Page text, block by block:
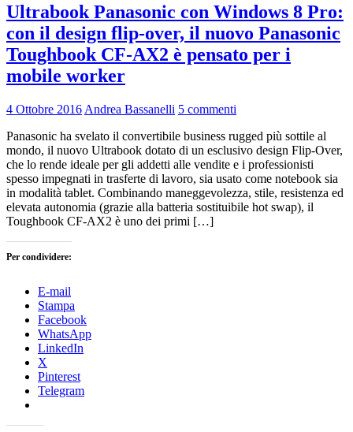
Ultrabook Panasonic con Windows 8 Pro:
con il design flip-over, il nuovo Panasonic
Toughbook CF-AX2 è pensato per i
mobile worker
4 Ottobre 2016 Andrea Bassanelli 5 commenti
Panasonic ha svelato il convertibile business rugged più sottile al
mondo, il nuovo Ultrabook dotato di un esclusivo design Flip-Over,
che lo rende ideale per gli addetti alle vendite e i professionisti
spesso impegnati in trasferte di lavoro, sia usato come notebook sia
in modalità tablet. Combinando maneggevolezza, stile, resistenza ed
elevata autonomia (grazie alla batteria sostituibile hot swap), il
Toughbook CF-AX2 è uno dei primi […]
Per condividere:
E-mail
Stampa
Facebook
WhatsApp
LinkedIn
X
Pinterest
Telegram